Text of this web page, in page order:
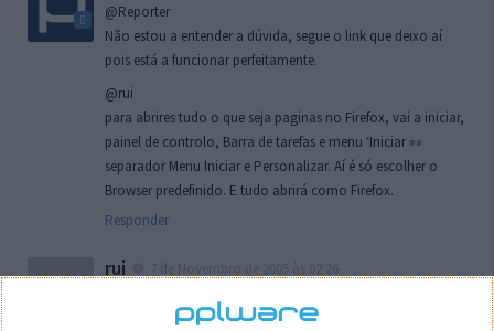
@Reporter
Não estou a entender a dúvida, segue o link que deixo aí
pois está a funcionar perfeitamente.
@rui
para abrires tudo o que seja paginas no Firefox, vai a iniciar,
painel de controlo, Barra de tarefas e menu ‘Iniciar »»
separador Menu Iniciar e Personalizar. Aí é só escolher o
Browser predefinido. E tudo abrirá como Firefox.
Responder
rui
localizaçao referida n se encontra la nada k me permita por